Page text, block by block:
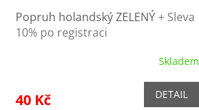
Popruh holandský ZELENÝ+ Sleva
10% po registraci
Skladem
40 Kč DETAIL